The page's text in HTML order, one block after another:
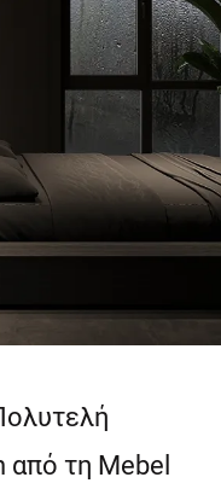
τη Mebel